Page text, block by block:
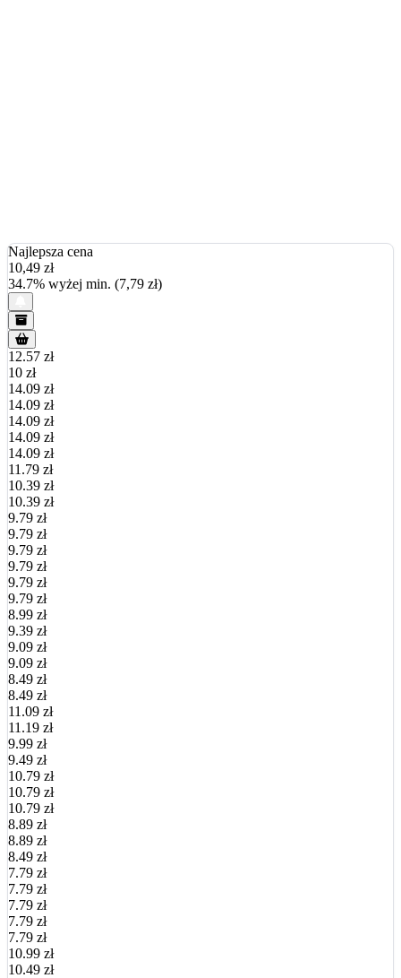
Najlepsza cena
10,49 zł
34.7% wyżej min. (7,79 zł)
12.57 zł
10 zł
14.09 zł
14.09 zł
14.09 zł
14.09 zł
14.09 zł
11.79 zł
10.39 zł
10.39 zł
9.79 zł
9.79 zł
9.79 zł
9.79 zł
9.79 zł
9.79 zł
8.99 zł
9.39 zł
9.09 zł
9.09 zł
8.49 zł
8.49 zł
11.09 zł
11.19 zł
9.99 zł
9.49 zł
10.79 zł
10.79 zł
10.79 zł
8.89 zł
8.89 zł
8.49 zł
7.79 zł
7.79 zł
7.79 zł
7.79 zł
7.79 zł
10.99 zł
10.49 zł